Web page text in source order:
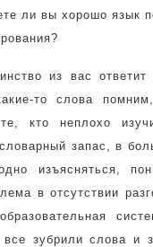
ли вы хорошо язык
из вас ответит
то слова
кто неплохо
запас, в
изъясняться,
в отсутствии
зубрили слова и